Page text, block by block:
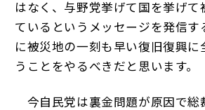
はなく、与野党挙げて国を挙げて
ているというメッセージを発信す
に被災地の一刻も早い復旧復興に
うことをやるべきだと思います。
今自民党は裏金問題が原因で総